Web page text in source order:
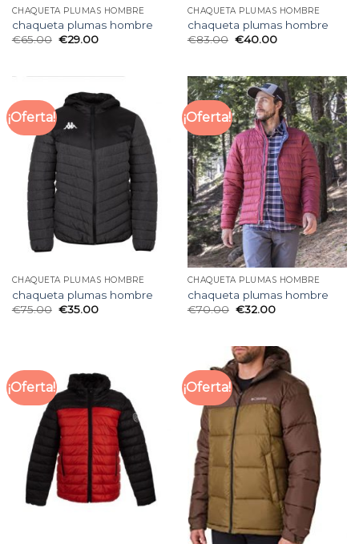
CHAQUETA PLUMAS HOMBRE
chaqueta plumas hombre
€65.00 €29.00
CHAQUETA PLUMAS HOMBRE
chaqueta plumas hombre
€83.00 €40.00
¡Oferta!
CHAQUETA PLUMAS HOMBRE
chaqueta plumas hombre
€75.00 €35.00
¡Oferta!
CHAQUETA PLUMAS HOMBRE
chaqueta plumas hombre
€70.00 €32.00
¡Oferta! ¡Oferta!